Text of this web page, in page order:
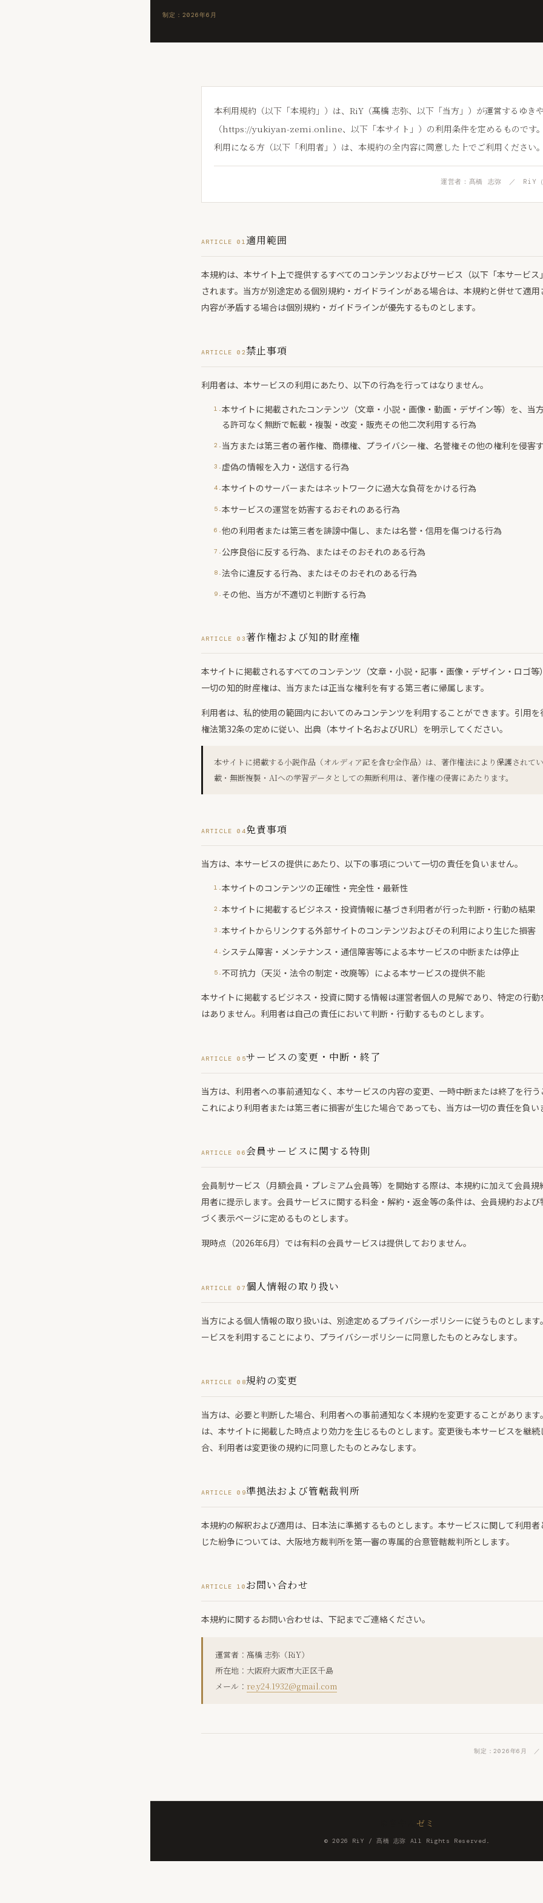
制定：2026年6月
本利用規約（以下「本規約」）は、RiY（髙橋 志弥、以下「当方」）が運営するゆき
（https://yukiyan-zemi.online、以下「本サイト」）の利用条件を定めるものです
利用になる方（以下「利用者」）は、本規約の全内容に同意した上でご利用ください。
運営者：髙橋 志弥 ／ RiY（
ARTICLE 01 適用範囲
本規約は、本サイト上で提供するすべてのコンテンツおよびサービス（以下「本サービス
されます。当方が別途定める個別規約・ガイドラインがある場合は、本規約と併せて適用
内容が矛盾する場合は個別規約・ガイドラインが優先するものとします。
ARTICLE 02禁止事項
利用者は、本サービスの利用にあたり、以下の行為を行ってはなりません。
本サイトに掲載されたコンテンツ（文章・小説・画像・動画・デザイン等）を、当
る許可なく無断で転載・複製・改変・販売その他二次利用する行為
当方または第三者の著作権、商標権、プライバシー権、名誉権その他の権利を侵害
虚偽の情報を入力・送信する行為
本サイトのサーバーまたはネットワークに過大な負荷をかける行為
本サービスの運営を妨害するおそれのある行為
他の利用者または第三者を誹謗中傷し、または名誉・信用を傷つける行為
公序良俗に反する行為、またはそのおそれのある行為
法令に違反する行為、またはそのおそれのある行為
その他、当方が不適切と判断する行為
ARTICLE 03 著作権および知的財産権
本サイトに掲載されるすべてのコンテンツ（文章・小説・記事・画像・デザイン・ロゴ
一切の知的財産権は、当方または正当な権利を有する第三者に帰属します。
利用者は、私的使用の範囲内においてのみコンテンツを利用することができます。引用
権法第32条の定めに従い、出典（本サイト名およびURL）を明示してください。
本サイトに掲載する小説作品（オルディア記を含む全作品）は、著作権法により保護されて
載・無断複製・AIへの学習データとしての無断利用は、著作権の侵害にあたります。
ARTICLE 04免責事項
当方は、本サービスの提供にあたり、以下の事項について一切の責任を負いません。
本サイトのコンテンツの正確性・完全性・最新性
本サイトに掲載するビジネス・投資情報に基づき利用者が行った判断・行動の結果
本サイトからリンクする外部サイトのコンテンツおよびその利用により生じた損害
システム障害・メンテナンス・通信障害等による本サービスの中断または停止
不可抗力（天災・法令の制定・改廃等）による本サービスの提供不能
本サイトに掲載するビジネス・投資に関する情報は運営者個人の見解であり、特定の行
はありません。利用者は自己の責任において判断・行動するものとします。
ARTICLE 05サービスの変更・中断・終了
当方は、利用者への事前通知なく、本サービスの内容の変更、一時中断または終了を行う
これにより利用者または第三者に損害が生じた場合であっても、当方は一切の責任を負い
ARTICLE 06会員サービスに関する特則
会員制サービス（月額会員・プレミアム会員等）を開始する際は、本規約に加えて会員規
用者に提示します。会員サービスに関する料金・解約・返金等の条件は、会員規約およ
づく表示ページに定めるものとします。
現時点（2026年6月）では有料の会員サービスは提供しておりません。
ARTICLE 07 個人情報の取り扱い
当方による個人情報の取り扱いは、別途定めるプライバシーポリシーに従うものとしま
ービスを利用することにより、プライバシーポリシーに同意したものとみなします。
ARTICLE 08規約の変更
当方は、必要と判断した場合、利用者への事前通知なく本規約を変更することがありま
は、本サイトに掲載した時点より効力を生じるものとします。変更後も本サービスを継
合、利用者は変更後の規約に同意したものとみなします。
ARTICLE 09準拠法および管轄裁判所
本規約の解釈および適用は、日本法に準拠するものとします。本サービスに関して利用
じた紛争については、大阪地方裁判所を第一審の専属的合意管轄裁判所とします。
ARTICLE 10 お問い合わせ
本規約に関するお問い合わせは、下記までご連絡ください。
運営者：髙橋 志弥（RiY）
所在地：大阪府大阪市大正区千島
メール： re.y24.1932@gmail.com
制定：2026年6月 ／
ゼミ
© 2026 RiY / 髙橋 志弥 All Rights Reserved.